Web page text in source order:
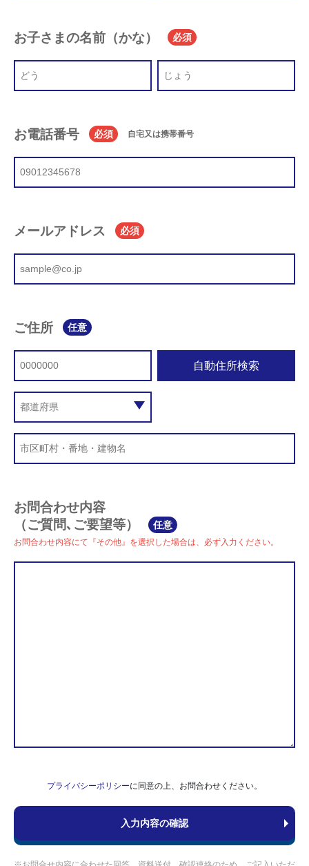
お子さまの名前（かな） 必須
お電話番号 必須 自宅又は携帯番号
メールアドレス 必須
ご住所 任意
自動住所検索
お問合わせ内容
（ご質問､ご要望等）
任意
お問合わせ内容にて『その他』を選択した場合は、必ず入力ください。
プライバシーポリシーに同意の上、お問合わせください。